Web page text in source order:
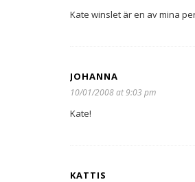
Kate winslet är en av mina
JOHANNA
10/01/2008 at 9:03 pm
Kate!
KATTIS